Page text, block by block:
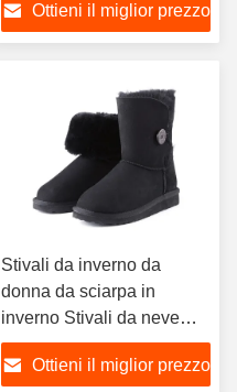
Ottieni il miglior prezzo
Stivali da inverno da
donna da sciarpa in
inverno Stivali da neve
rivestiti di pelle di pecora
Ottieni il miglior prezzo